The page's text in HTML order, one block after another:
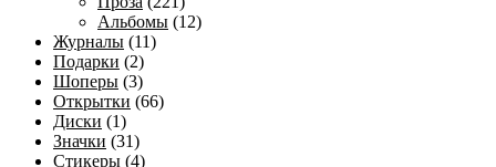
Альбомы (12)
Журналы (11)
Подарки (2)
Шоперы (3)
Открытки (66)
Диски (1)
Значки (31)
Стикеры (4)